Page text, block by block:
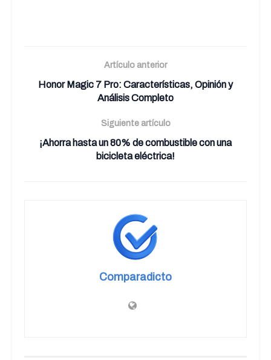
Artículo anterior
Honor Magic 7 Pro: Características, Opinión y
Análisis Completo
Siguiente artículo
¡Ahorra hasta un 80% de combustible con una
bicicleta eléctrica!
Comparadicto